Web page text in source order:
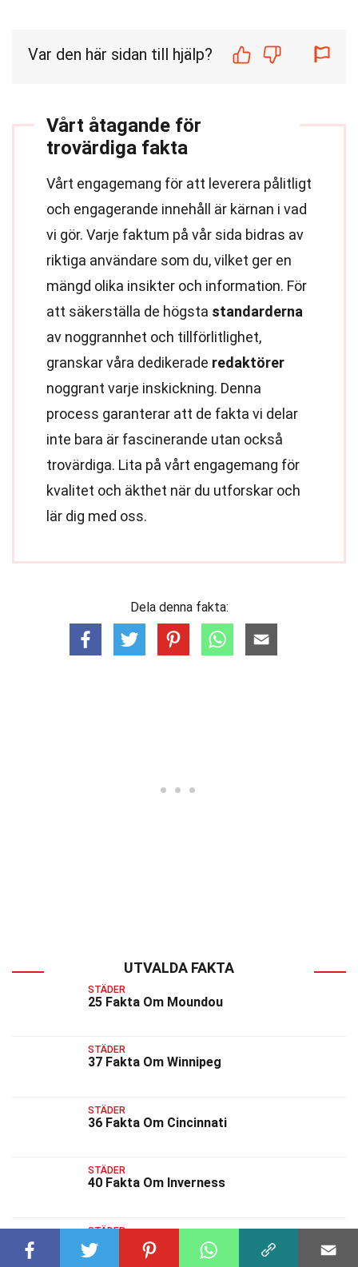
Var den här sidan till hjälp?
Vårt åtagande för
trovärdiga fakta
Vårt engagemang för att leverera pålitligt
och engagerande innehåll är kärnan i vad
vi gör. Varje faktum på vår sida bidras av
riktiga användare som du, vilket ger en
mängd olika insikter och information. För
att säkerställa de högsta standarderna
av noggrannhet och tillförlitlighet,
granskar våra dedikerade redaktörer
noggrant varje inskickning. Denna
process garanterar att de fakta vi delar
inte bara är fascinerande utan också
trovärdiga. Lita på vårt engagemang för
kvalitet och äkthet när du utforskar och
lär dig med oss.
Dela denna fakta:
UTVALDA FAKTA
STÄDER
25 Fakta Om Moundou
STÄDER
37 Fakta Om Winnipeg
STÄDER
36 Fakta Om Cincinnati
STÄDER
40 Fakta Om Inverness
STÄDER
29 Fakta Om Nice